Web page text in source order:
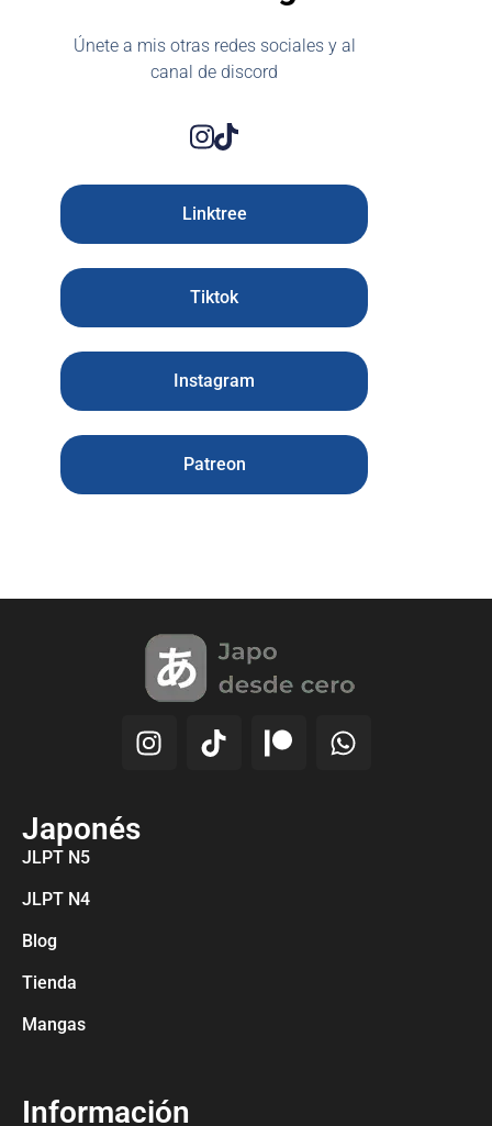
Únete a mis otras redes sociales y al
canal de discord
Linktree
Tiktok
Instagram
Patreon
Japonés
JLPT N5
JLPT N4
Blog
Tienda
Mangas
Información